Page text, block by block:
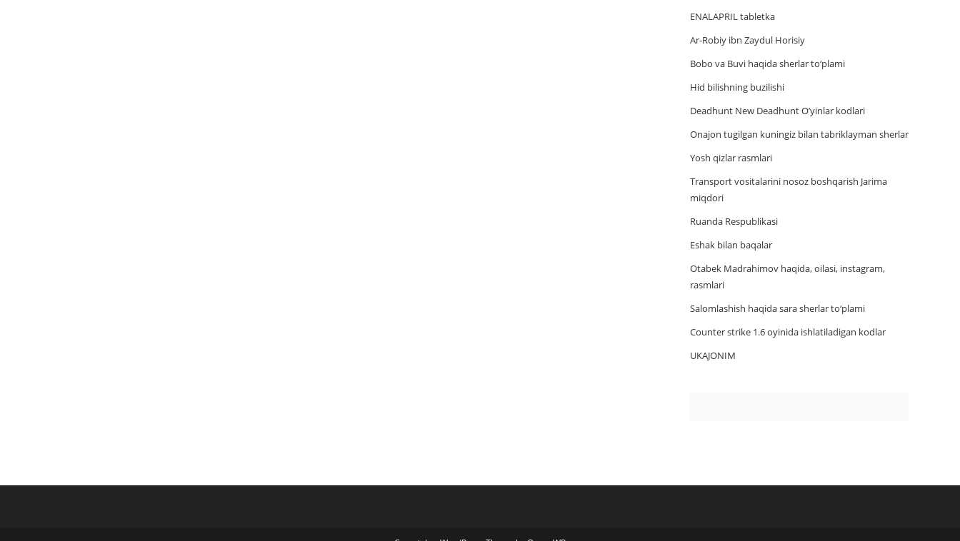
ENALAPRIL tabletka
Ar-Robiy ibn Zaydul Horisiy
Bobo va Buvi haqida sherlar to‘plami
Hid bilishning buzilishi
Deadhunt New Deadhunt O’yinlar kodlari
Onajon tugilgan kuningiz bilan tabriklayman sherlar
Yosh qizlar rasmlari
Trаnsport vositаlаrini nosoz boshqаrish Jаrimа
miqdori
Ruanda Respublikasi
Eshak bilan baqalar
Otabek Madrahimov haqida, oilasi, instagram,
rasmlari
Salomlashish haqida sara sherlar to‘plami
Counter strike 1.6 oyinida ishlatiladigan kodlar
UKAJONIM